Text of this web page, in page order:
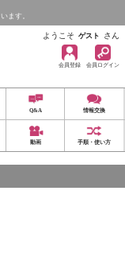
ます。
ようこそ ゲスト さん
会員登録 会員ログイン
Q&A 情報交換
動画 手順・使い方